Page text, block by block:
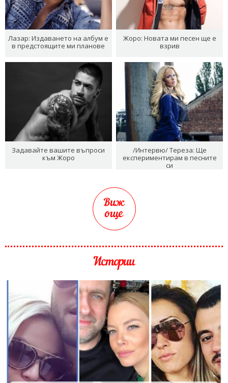
Лазар: Издаването на албум е
в предстоящите ми планове
Жоро: Новата ми песен ще е
взрив
Задавайте вашите въпроси
към Жоро
/Интервю/ Тереза: Ще
експериментирам в песните
си
Виж
още
Истории